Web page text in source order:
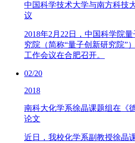
中国科学技术大学与南方科技
议
2018年2月22日，中国科学院
究院（简称“量子创新研究院”
工作会议在合肥召开。
02/20
2018
南科大化学系徐晶课题组在《
论文
近日，我校化学系副教授徐晶